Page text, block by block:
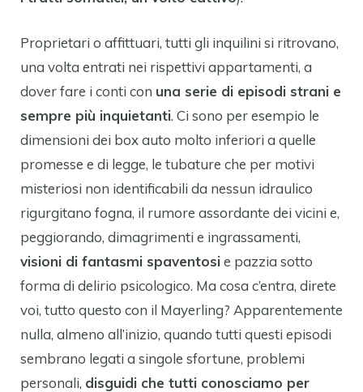
Proprietari o affittuari, tutti gli inquilini si ritrovano,
una volta entrati nei rispettivi appartamenti, a
dover fare i conti con una serie di episodi strani e
sempre più inquietanti. Ci sono per esempio le
dimensioni dei box auto molto inferiori a quelle
promesse e di legge, le tubature che per motivi
misteriosi non identificabili da nessun idraulico
rigurgitano fogna, il rumore assordante dei vicini e,
peggiorando, dimagrimenti e ingrassamenti,
visioni di fantasmi spaventosie pazzia sotto
forma di delirio psicologico. Ma cosa c’entra, direte
voi, tutto questo con il Mayerling? Apparentemente
nulla, almeno all’inizio, quando tutti questi episodi
sembrano legati a singole sfortune, problemi
personali, disguidi che tutti conosciamo per